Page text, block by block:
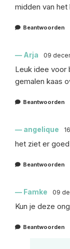
midden van
Beantwoorden
Arja 09
Leuk idee voor
gemalen kaas
Beantwoorden
angelique
het ziet er
Beantwoorden
Famke 09
Kun je deze
Beantwoorden